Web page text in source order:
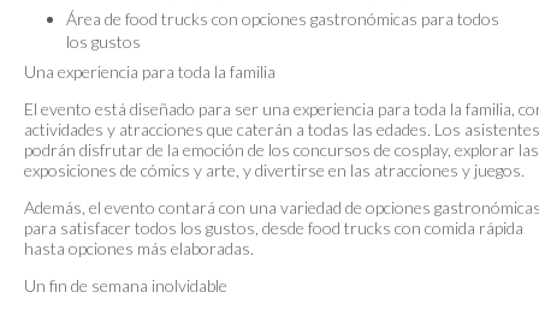
Área de food trucks con opciones gastronómicas para todos
los gustos
Una experiencia para toda la familia
El evento está diseñado para ser una experiencia para toda la familia,
actividades y atracciones que caterán a todas las edades. Los asistentes
podrán disfrutar de la emoción de los concursos de cosplay, explorar las
exposiciones de cómics y arte, y divertirse en las atracciones y juegos.
Además, el evento contará con una variedad de opciones
para satisfacer todos los gustos, desde food trucks con comida rápida
hasta opciones más elaboradas.
Un fin de semana inolvidable